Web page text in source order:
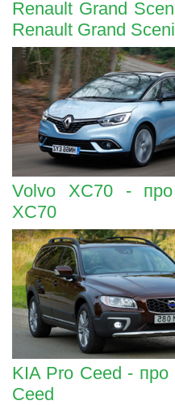
Renault Grand
Renault Grand
Volvo XC70 -
XC70
KIA Pro Ceed -
Ceed